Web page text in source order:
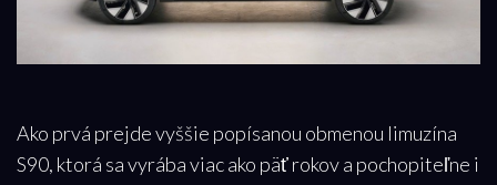
Ako prvá prejde vyššie popísanou obmenou limuzína
S90, ktorá sa vyrába viac ako päť rokov a pochopiteľne i